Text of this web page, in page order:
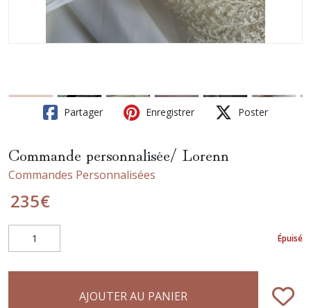
Partager Enregistrer Poster
Commande personnalisée/ Lorenn
Commandes Personnalisées
235€
Épuisé
AJOUTER AU PANIER